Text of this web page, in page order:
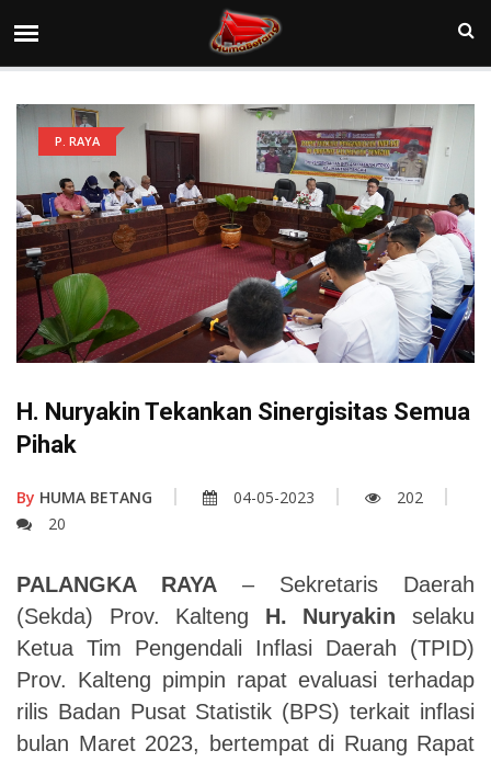
P. RAYA
H. Nuryakin Tekankan Sinergisitas Semua
Pihak
By HUMA BETANG 04-05-2023
202
20
PALANGKA RAYA – Sekretaris Daerah
(Sekda) Prov. Kalteng H. Nuryakin selaku
Ketua Tim Pengendali Inflasi Daerah (TPID)
Prov. Kalteng pimpin rapat evaluasi terhadap
rilis Badan Pusat Statistik (BPS) terkait inflasi
bulan Maret 2023, bertempat di Ruang Rapat